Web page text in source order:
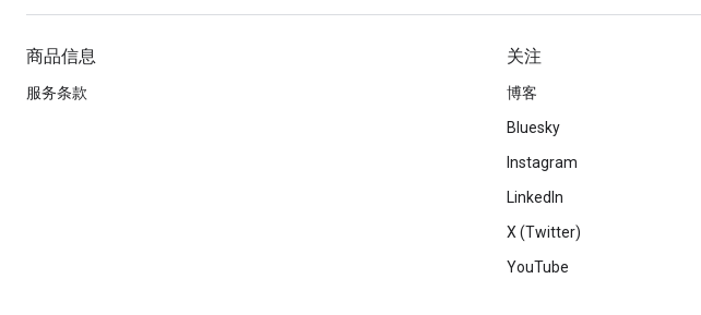
商品信息
服务条款
关注
博客
Bluesky
Instagram
LinkedIn
X (Twitter)
YouTube